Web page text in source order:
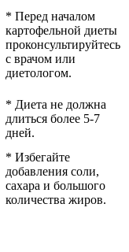
* Перед началом
картофельной диеты
проконсультируйтесь
с врачом или
диетологом.
* Диета не должна
длиться более 5-7
дней.
* Избегайте
добавления соли,
сахара и большого
количества жиров.